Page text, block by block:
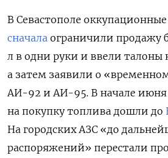
В Севастополе
сначала ограничили продажу
л в одни руки и ввели талоны
а затем заявили о
АИ-92 и АИ-95. В начале июня
на покупку топлива дошли до
На городских АЗС «до
распоряжений» перестали